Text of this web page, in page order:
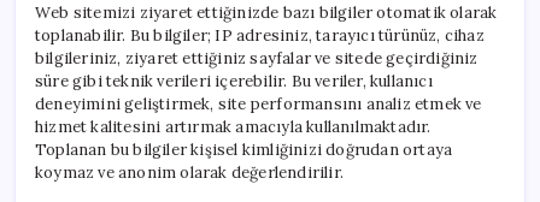
Web sitemizi ziyaret ettiğinizde bazı bilgiler otomatik olarak
toplanabilir. Bu bilgiler; IP adresiniz, tarayıcı türünüz, cihaz
bilgileriniz, ziyaret ettiğiniz sayfalar ve sitede geçirdiğiniz
süre gibi teknik verileri içerebilir. Bu veriler, kullanıcı
deneyimini geliştirmek, site performansını analiz etmek ve
hizmet kalitesini artırmak amacıyla kullanılmaktadır.
Toplanan bu bilgiler kişisel kimliğinizi doğrudan ortaya
koymaz ve anonim olarak değerlendirilir.